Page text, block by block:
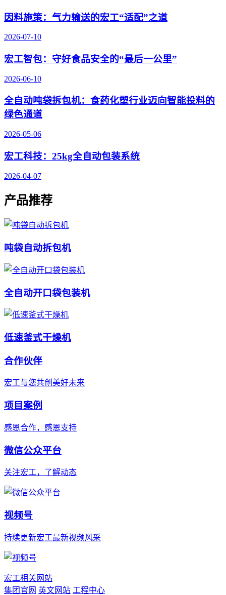
因料施策：气力输送的宏工“适配”之道
2026-07-10
宏工智包：守好食品安全的“最后一公里”
2026-06-10
全自动吨袋拆包机：食药化塑行业迈向智能投料的
绿色通道
2026-05-06
宏工科技：25kg全自动包装系统
2026-04-07
产品推荐
吨袋自动拆包机
全自动开口袋包装机
低速釜式干燥机
合作伙伴
宏工与您共创美好未来
项目案例
感恩合作，感恩支持
微信公众平台
关注宏工，了解动态
视频号
持续更新宏工最新视频风采
宏工相关网站
集团官网 英文网站 工程中心